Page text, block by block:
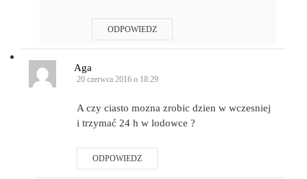
ODPOWIEDZ
Aga
20 czerwca 2016 o 18:29
A czy ciasto mozna zrobic dzien w wczesniej
i trzymać 24 h w lodowce ?
ODPOWIEDZ